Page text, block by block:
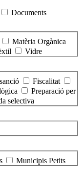
Documents
Matèria Orgànica
Vidre
Fiscalitat
Preparació per
selectiva
Municipis Petits